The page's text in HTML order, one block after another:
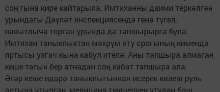
соң гына кире кайтарыла. Имтиханны даими теркәлгән
урындагы Дәүләт инспекциясендә генә түгел,
вакытлыча торган урында да тапшырырга була.
Имтихан таныклыктан мәхрүм итү срогының кимендә
яртысы узгач кына кабул ителә. Аны тапшыра алмаган
кеше тагын бер атнадан соң кабат тапшыра ала.
Әгәр кеше идарә таныклыгыннан исерек килеш руль